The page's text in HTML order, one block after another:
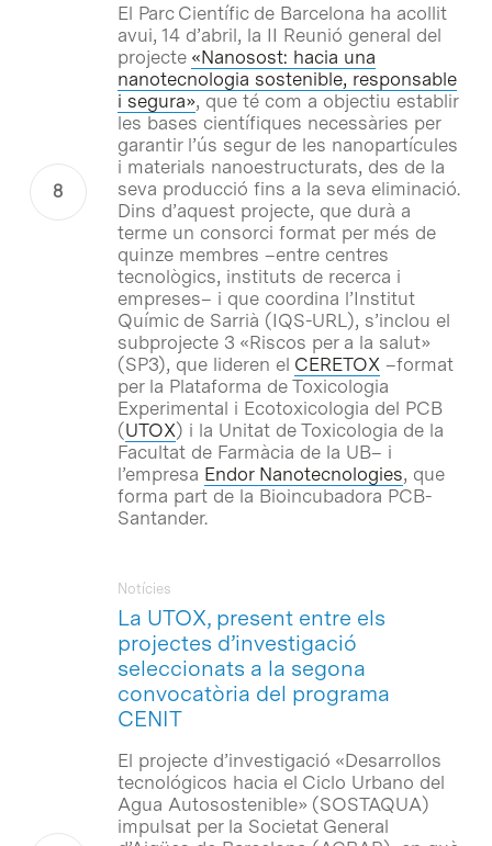
El Parc Científic de Barcelona ha acollit
avui, 14 d’abril, la II Reunió general del
projecte «Nanosost: hacia una
nanotecnologia sostenible, responsable
i segura», que té com a objectiu establir
les bases científiques necessàries per
garantir l’ús segur de les nanopartícules
i materials nanoestructurats, des de la
seva producció fins a la seva eliminació.
Dins d’aquest projecte, que durà a
terme un consorci format per més de
quinze membres –entre centres
tecnològics, instituts de recerca i
empreses– i que coordina l’Institut
Químic de Sarrià (IQS-URL), s’inclou el
subprojecte 3 «Riscos per a la salut»
(SP3), que lideren el CERETOX –format
per la Plataforma de Toxicologia
Experimental i Ecotoxicologia del PCB
(UTOX) i la Unitat de Toxicologia de la
Facultat de Farmàcia de la UB– i
l’empresa Endor Nanotecnologies, que
forma part de la Bioincubadora PCB-
Santander.
La UTOX, present entre els
projectes d’investigació
seleccionats a la segona
convocatòria del programa
CENIT
Notícies
El projecte d’investigació «Desarrollos
tecnológicos hacia el Ciclo Urbano del
Agua Autosostenible» (SOSTAQUA)
impulsat per la Societat General